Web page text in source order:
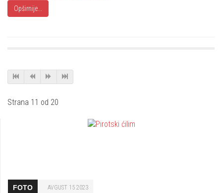
Opširnije...
Strana 11 od 20
FOTO AVGUST 15 2023